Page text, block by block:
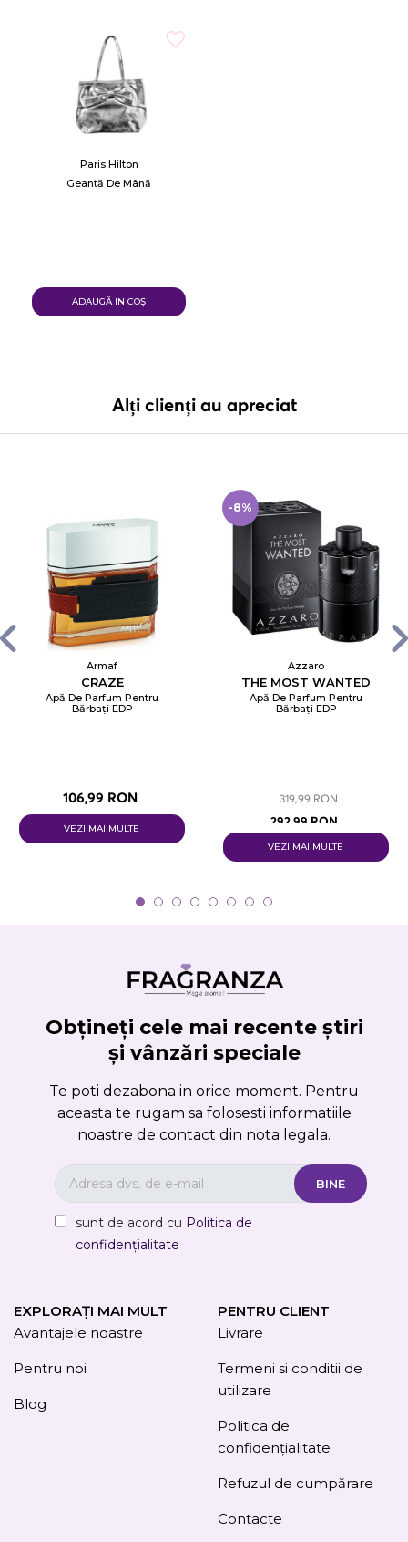
Paris Hilton
Geantă De Mână
ADAUGĂ IN COŞ
Alți clienți au apreciat
Armaf
CRAZE
Apă De Parfum Pentru
Bărbați EDP
106,99 RON
VEZI MAI MULTE
-8%
Azzaro
THE MOST WANTED
Apă De Parfum Pentru
Bărbați EDP
319,99 RON
292,99 RON
VEZI MAI MULTE
Obțineți cele mai recente știri
și vânzări speciale
Te poti dezabona in orice moment. Pentru
aceasta te rugam sa folosesti informatiile
noastre de contact din nota legala.
sunt de acord cu Politica de
confidențialitate
EXPLORAȚI MAI MULT
Avantajele noastre
Pentru noi
Blog
PENTRU CLIENT
Livrare
Termeni si conditii de
utilizare
Politica de
confidențialitate
Refuzul de cumpărare
Contacte